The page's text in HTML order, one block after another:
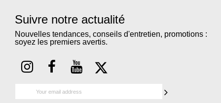
Suivre notre actualité
Nouvelles tendances, conseils d'entretien, promotions :
soyez les premiers avertis.